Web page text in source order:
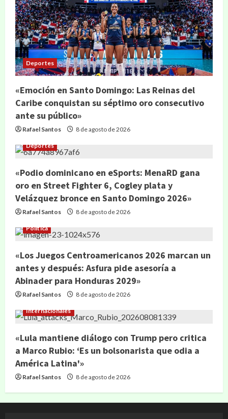
Deportes
«Emoción en Santo Domingo: Las Reinas del
Caribe conquistan su séptimo oro consecutivo
ante su público»
Rafael Santos 8 de agosto de 2026
Deportes
«Podio dominicano en eSports: MenaRD gana
oro en Street Fighter 6, Cogley plata y
Velázquez bronce en Santo Domingo 2026»
Rafael Santos 8 de agosto de 2026
Política
«Los Juegos Centroamericanos 2026 marcan un
antes y después: Asfura pide asesoría a
Abinader para Honduras 2029»
Rafael Santos 8 de agosto de 2026
Internacionales
«Lula mantiene diálogo con Trump pero critica
a Marco Rubio: ‘Es un bolsonarista que odia a
América Latina'»
Rafael Santos 8 de agosto de 2026